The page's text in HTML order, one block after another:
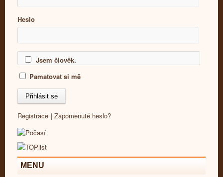
Heslo
Jsem člověk.
Pamatovat si mě
Registrace | Zapomenuté heslo?
MENU